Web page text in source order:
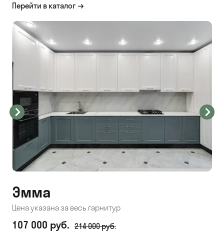
Перейти в каталог
Эмма
Цена указана за весь гарнитур
107 000 руб. 214 000 руб.